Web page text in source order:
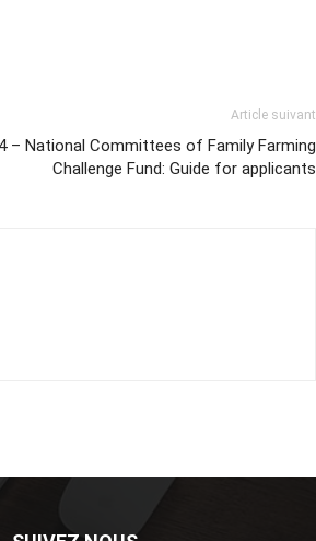
Article suivant
– National Committees of Family Farming
Challenge Fund: Guide for applicants